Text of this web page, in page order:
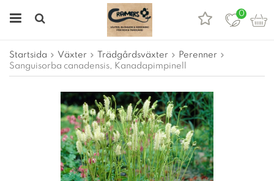
0
Startsida Växter Trädgårdsväxter
Perenner
Sanguisorba canadensis, Kanadapimpinell